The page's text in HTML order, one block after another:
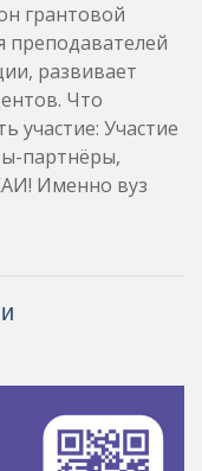
грантовой
преподавателей
развивает
Что
участие: Участие
партнёры,
Именно вуз